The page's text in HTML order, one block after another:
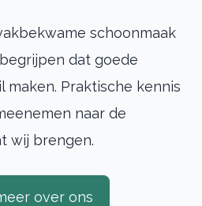
schoonmaak
dat goede
maken. Praktische kennis
naar de
wij brengen.
over ons